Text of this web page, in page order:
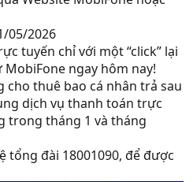
05/2026
tuyến chỉ với một “click” lại
ngay hôm nay!
cho thuê bao cá nhân trả sau
dịch vụ thanh toán trực
trong tháng 1 và tháng
tổng đài 18001090, để được